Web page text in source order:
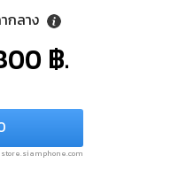
กลาง
฿.